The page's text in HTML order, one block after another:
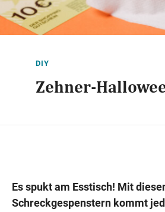
Samstag
SAMSTAG
DIY
Zehner-
Es spukt am Esstisch! Mit
Schreckgespenstern kommt